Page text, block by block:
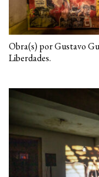
Obra(s) por Gustavo
Liberdades.